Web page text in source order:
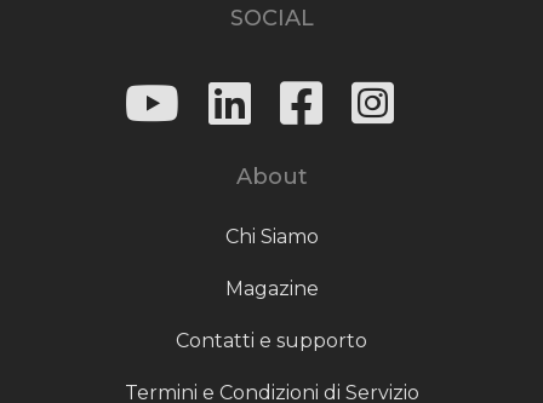
SOCIAL
About
Chi Siamo
Magazine
Contatti e supporto
Termini e Condizioni di Servizio